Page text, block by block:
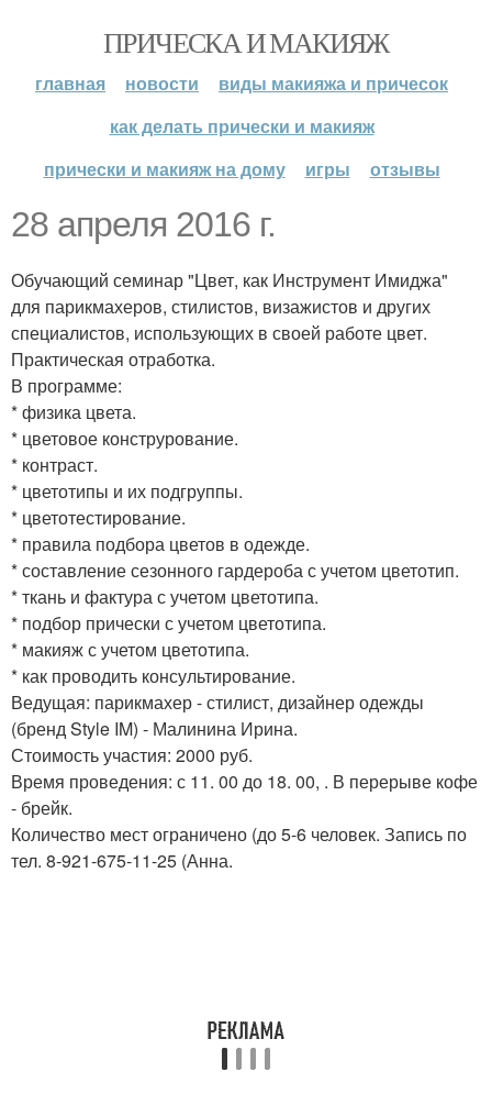
ПРИЧЕСКА И МАКИЯЖ
главная новости
виды макияжа и причесок
как делать прически и макияж
прически и макияж на дому
игры отзывы
28 апреля 2016 г.
Обучающий семинар "Цвет, как Инструмент Имиджа"
для парикмахеров, стилистов, визажистов и других
специалистов, использующих в своей работе цвет.
Практическая отработка.
В программе:
* физика цвета.
* цветовое конструрование.
* контраст.
* цветотипы и их подгруппы.
* цветотестирование.
* правила подбора цветов в одежде.
* составление сезонного гардероба с учетом цветотип.
* ткань и фактура с учетом цветотипа.
* подбор прически с учетом цветотипа.
* макияж с учетом цветотипа.
* как проводить консультирование.
Ведущая: парикмахер - стилист, дизайнер одежды
(бренд Style IM) - Малинина Ирина.
Стоимость участия: 2000 руб.
Время проведения: с 11. 00 до 18. 00, . В перерыве кофе
- брейк.
Количество мест ограничено (до 5-6 человек. Запись по
тел. 8-921-675-11-25 (Анна.